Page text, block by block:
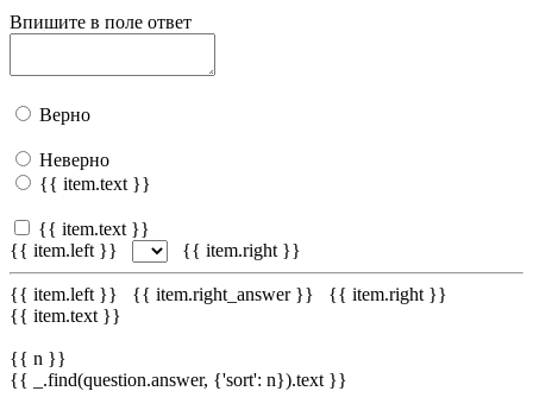
Впишите в поле ответ
Верно
Неверно
{{ item.text }}
{{ item.text }}
{{ item.left }}
{{ item.right }}
{{ item.left }} {{ item.right_answer }}
{{ item.right }}
{{ item.text }}
{{ n }}
{{ _.find(question.answer, {'sort': n}).text }}